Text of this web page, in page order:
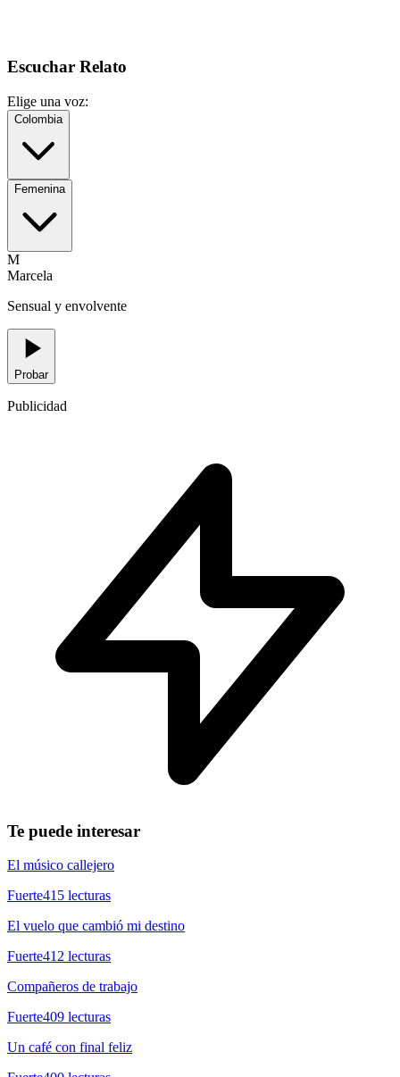
Escuchar Relato
Elige una voz:
Colombia
Femenina
M
Marcela
Sensual y envolvente
Probar
Publicidad
Te puede interesar
El músico callejero
Fuerte415 lecturas
El vuelo que cambió mi destino
Fuerte412 lecturas
Compañeros de trabajo
Fuerte409 lecturas
Un café con final feliz